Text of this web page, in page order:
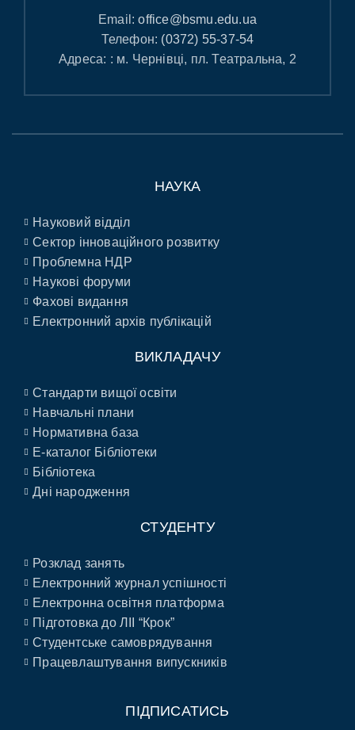
Email:office@bsmu.edu.ua
Телефон: (0372) 55-37-54
Адреса: : м. Чернівці, пл. Театральна, 2
НАУКА
Науковий відділ
Сектор інноваційного розвитку
Проблемна НДР
Наукові форуми
Фахові видання
Електронний архів публікацій
ВИКЛАДАЧУ
Стандарти вищої освіти
Навчальні плани
Нормативна база
E-каталог Бібліотеки
Бібліотека
Дні народження
СТУДЕНТУ
Розклад занять
Електронний журнал успішності
Електронна освітня платформа
Підготовка до ЛІІ “Крок”
Студентське самоврядування
Працевлаштування випускників
ПІДПИСАТИСЬ